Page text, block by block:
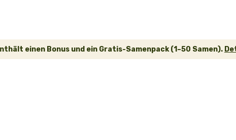
einen Bonus und ein Gratis-Samenpack (1–50 Samen).